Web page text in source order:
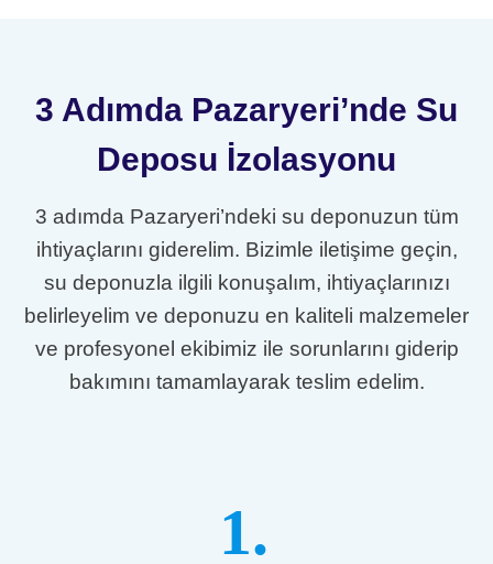
3 Adımda Pazaryeri’nde Su
Deposu İzolasyonu
3 adımda Pazaryeri’ndeki su deponuzun tüm
ihtiyaçlarını giderelim. Bizimle iletişime geçin,
su deponuzla ilgili konuşalım, ihtiyaçlarınızı
belirleyelim ve deponuzu en kaliteli malzemeler
ve profesyonel ekibimiz ile sorunlarını giderip
bakımını tamamlayarak teslim edelim.
1.